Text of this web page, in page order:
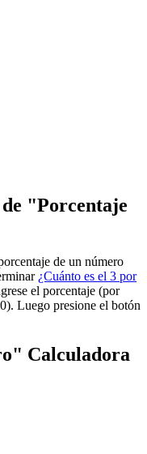
"Porcentaje
de un número
¿Cuánto es el 3 por
el porcentaje (por
Luego presione el botón
Calculadora